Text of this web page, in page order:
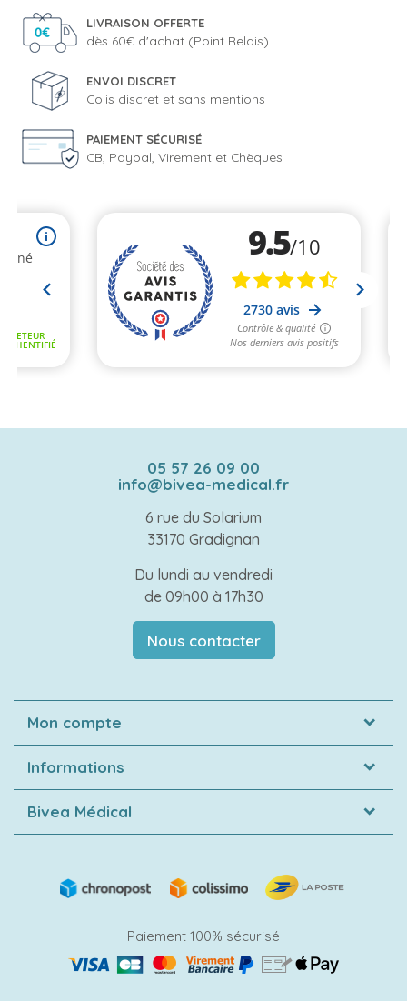
LIVRAISON OFFERTE
dès 60€ d'achat (Point Relais)
ENVOI DISCRET
Colis discret et sans mentions
PAIEMENT SÉCURISÉ
CB, Paypal, Virement et Chèques
05 57 26 09 00
info@bivea-medical.fr
6 rue du Solarium
33170 Gradignan
Du lundi au vendredi
de 09h00 à 17h30
Nous contacter
Mon compte
Informations
Bivea Médical
Paiement 100% sécurisé